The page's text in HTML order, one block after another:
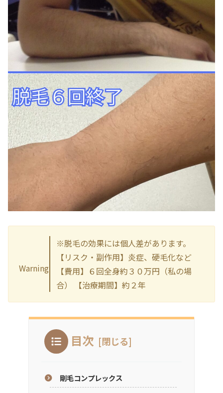
Warning
※脱毛の効果には個人差があります。
【リスク・副作用】炎症、硬毛化など
【費用】６回全身約３０万円（私の場
合） 【治療期間】約２年
目次
剛毛コンプレックス